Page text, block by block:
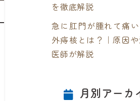
を徹底解説
急に肛門が腫れて痛
外痔核とは？｜原因
医師が解説
月別アーカ